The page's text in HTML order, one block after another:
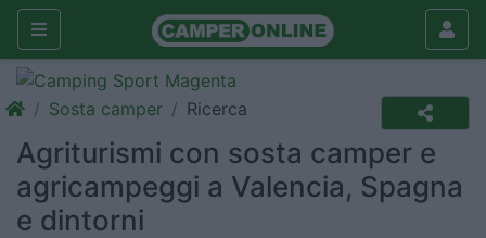
Sosta camper Ricerca
Agriturismi con sosta camper e
agricampeggi a Valencia, Spagna
e dintorni